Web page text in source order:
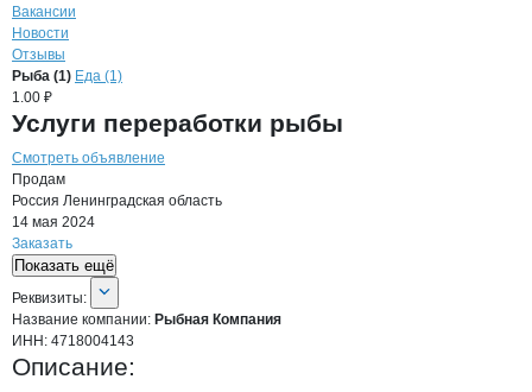
Вакансии
Новости
Отзывы
Продукция
Навигация по продуктам
Рыба (1) Еда (1)
1.00 ₽
Услуги переработки рыбы
Смотреть объявление
Продам
Россия Ленинградская область
14 мая 2024
Заказать
Показать ещё
О компании
Реквизиты
Реквизиты:
Название компании: Рыбная Компания
ИНН: 4718004143
Описание: